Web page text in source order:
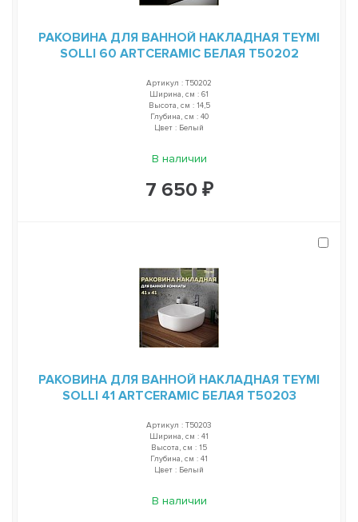
РАКОВИНА ДЛЯ ВАННОЙ НАКЛАДНАЯ TEYMI
SOLLI 60 ARTCERAMIC БЕЛАЯ T50202
Артикул : T50202
Ширина, см : 61
Высота, см : 14,5
Глубина, см : 40
Цвет : Белый
В наличии
7 650 ₽
РАКОВИНА ДЛЯ ВАННОЙ НАКЛАДНАЯ TEYMI
SOLLI 41 ARTCERAMIC БЕЛАЯ T50203
Артикул : T50203
Ширина, см : 41
Высота, см : 15
Глубина, см : 41
Цвет : Белый
В наличии